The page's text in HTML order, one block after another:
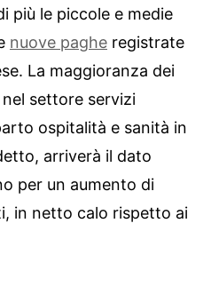
più le piccole e medie
nuove paghe registrate
La maggioranza dei
settore servizi
ospitalità e sanità in
arriverà il dato
per un aumento di
in netto calo rispetto ai